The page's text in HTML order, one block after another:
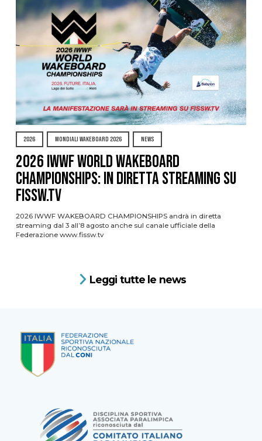
2026 MONDIALI WAKEBOARD 2026 NEWS
2026 IWWF WORLD WAKEBOARD
CHAMPIONSHIPS: IN DIRETTA STREAMING SU
FISSW.TV
2026 IWWF WAKEBOARD CHAMPIONSHIPS andrà in diretta
streaming dal 3 all’8 agosto anche sul canale ufficiale della
Federazione www.fissw.tv
Leggi tutte le news